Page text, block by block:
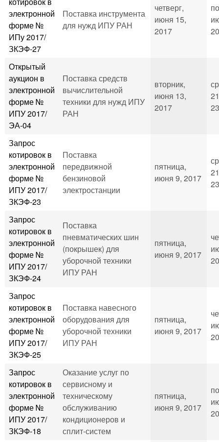
электронной
форме №
ИПу 2017/
ЗКЭФ-27
Поставка инструмента
для нужд ИПУ РАН
четверг,
июня 15,
2017
Открытый
аукцион в
электронной
форме №
ИПУ 2017/
ЭА-04
Поставка средств
вычислительной
техники для нужд ИПУ
РАН
вторник,
июня 13,
2017
Запрос
котировок в
электронной
форме №
ИПУ 2017/
ЗКЭФ-23
Поставка
передвижной
бензиновой
электростанции
пятница,
июня 9, 2017
Запрос
котировок в
электронной
форме №
ИПУ 2017/
ЗКЭФ-24
Поставка
пневматических шин
(покрышек) для
уборочной техники
ИПУ РАН
пятница,
июня 9, 2017
Запрос
котировок в
электронной
форме №
ИПУ 2017/
ЗКЭФ-25
Поставка навесного
оборудования для
уборочной техники
ИПУ РАН
пятница,
июня 9, 2017
Запрос
котировок в
электронной
форме №
ИПУ 2017/
ЗКЭФ-18
Оказание услуг по
сервисному и
техническому
обслуживанию
кондиционеров и
сплит-систем
пятница,
июня 9, 2017